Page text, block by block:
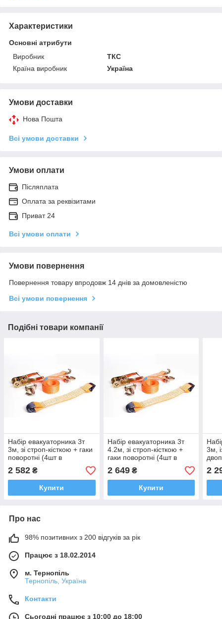
Характеристики
Основні атрибути
Виробник
ТКС
Країна виробник
Україна
Умови доставки
Нова Пошта
Всі умови доставки
Умови оплати
Післяплата
Оплата за реквізитами
Приват 24
Всі умови оплати
Умови повернення
Повернення товару впродовж 14 днів за домовленістю
Всі умови повернення
Подібні товари компанії
Набір евакуаторника 3т
3м, зі строп-кісткою + гаки
поворотні (4шт в
комплекті)
2 582 ₴
Купити
Набір евакуаторника 3т
4.2м, зі строп-кісткою +
гаки поворотні (4шт в
комплекті)
2 649₴
Купити
3м,
2
Про нас
98% позитивних з 200 відгуків за рік
Працює з 18.02.2014
м. Тернопіль
Тернопіль, Україна
Контакти
Сьогодні працює з 10:00 до 18:00